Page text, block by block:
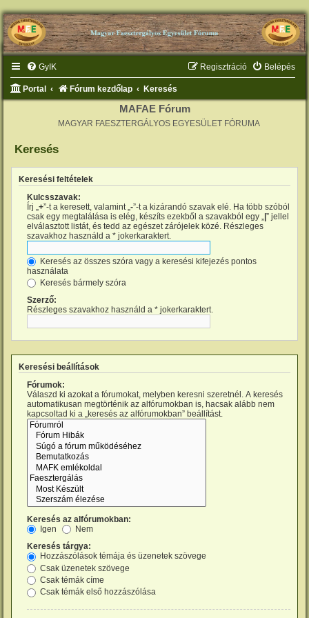
GyIK Belépés
Regisztráció
Portal Fórum kezdőlap Keresés
MAFAE Fórum
MAGYAR FAESZTERGÁLYOS EGYESÜLET FÓRUMA
Keresés
Keresési feltételek
Kulcsszavak:
Írj „ +”-t a keresett, valamint „ -”-t a kizárandó szavak elé. Ha több szóból
csak egy megtalálása is elég, készíts ezekből a szavakból egy „ |” jellel
elválasztott listát, és tedd az egészet zárójelek közé. Részleges
szavakhoz használd a * jokerkaraktert.
Keresés az összes szóra vagy a keresési kifejezés pontos
használata
Keresés bármely szóra
Szerző:
Részleges szavakhoz használd a * jokerkaraktert.
Keresési beállítások
Fórumok:
Válaszd ki azokat a fórumokat, melyben keresni szeretnél. A keresés
automatikusan megtörténik az alfórumokban is, hacsak alább nem
kapcsoltad ki a „keresés az alfórumokban” beállítást.
Keresés az alfórumokban:
Igen
Nem
Keresés tárgya:
Hozzászólások témája és üzenetek szövege
Csak üzenetek szövege
Csak témák címe
Csak témák első hozzászólása